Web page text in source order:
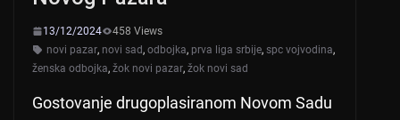
13/12/2024
458 Views
novi pazar, novi sad, odbojka, prva liga srbije, spc vojvodina,
ženska odbojka, žok novi pazar, žok novi sad
Gostovanje drugoplasiranom Novom Sadu